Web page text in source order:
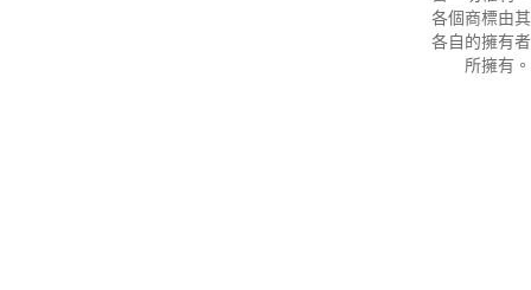
各個商標由其
各自的擁有者
所擁有。